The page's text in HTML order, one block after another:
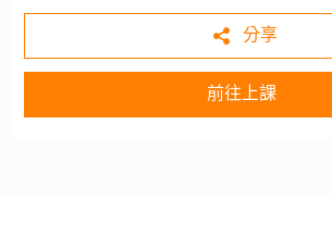
分享
前往上課